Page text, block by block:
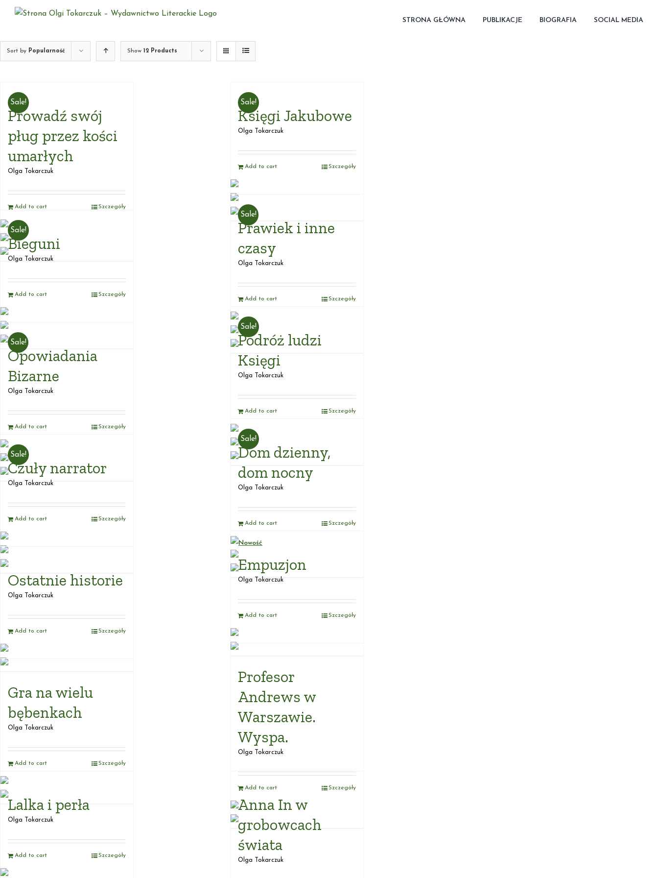
STRONA GŁÓWNA PUBLIKACJE BIOGRAFIA SOCIAL MEDIA
Sort by Popularność Show 12 Products
Sale!
Prowadź swój
pług przez kości
umarłych
Olga Tokarczuk
Add to cart Szczegóły
Sale!
Księgi Jakubowe
Olga Tokarczuk
Add to cart Szczegóły
Sale!
Prawiek i inne
czasy
Olga Tokarczuk
Add to cart Szczegóły
Sale!
Bieguni
Olga Tokarczuk
Add to cart Szczegóły
Sale!
Podróż ludzi
Księgi
Olga Tokarczuk
Add to cart Szczegóły
Sale!
Opowiadania
Bizarne
Olga Tokarczuk
Add to cart Szczegóły
Sale!
Dom dzienny,
dom nocny
Olga Tokarczuk
Add to cart Szczegóły
Sale!
Czuły narrator
Olga Tokarczuk
Add to cart Szczegóły
Empuzjon
Olga Tokarczuk
Add to cart Szczegóły
Nowość
Ostatnie historie
Olga Tokarczuk
Add to cart Szczegóły
Profesor
Andrews w
Warszawie.
Wyspa.
Olga Tokarczuk
Add to cart Szczegóły
Gra na wielu
bębenkach
Olga Tokarczuk
Add to cart Szczegóły
Lalka i perła
Olga Tokarczuk
Add to cart Szczegóły
Anna In w
grobowcach
świata
Olga Tokarczuk